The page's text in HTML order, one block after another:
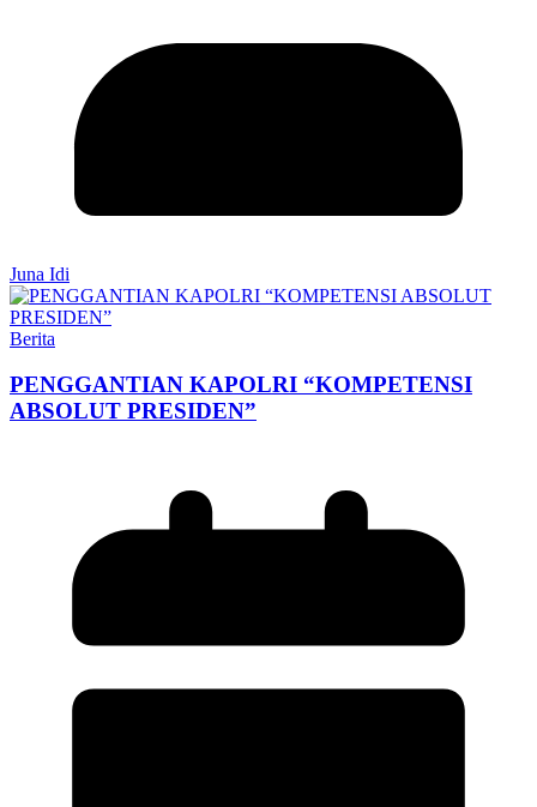
Juna Idi
Berita
PENGGANTIAN KAPOLRI “KOMPETENSI
ABSOLUT PRESIDEN”